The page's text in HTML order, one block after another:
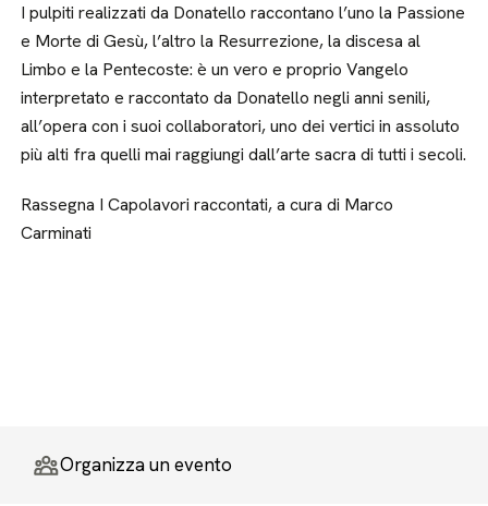
I pulpiti realizzati da Donatello raccontano l’uno la Passione
e Morte di Gesù, l’altro la Resurrezione, la discesa al
Limbo e la Pentecoste: è un vero e proprio Vangelo
interpretato e raccontato da Donatello negli anni senili,
all’opera con i suoi collaboratori, uno dei vertici in assoluto
più alti fra quelli mai raggiungi dall’arte sacra di tutti i secoli.
Rassegna I Capolavori raccontati, a cura di Marco
Carminati
Organizza un evento